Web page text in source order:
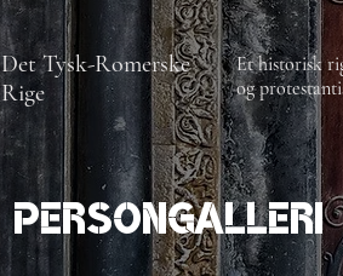
Det Tysk-Romerske
Rige
Et historisk
og
Persongalleri